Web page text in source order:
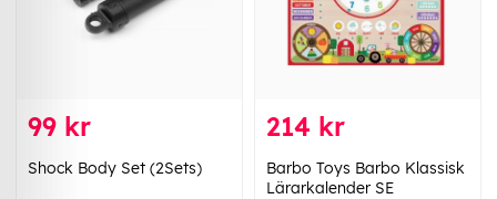
99 kr
Shock Body Set (2Sets)
214 kr
Barbo Toys Barbo Klassisk
Lärarkalender SE